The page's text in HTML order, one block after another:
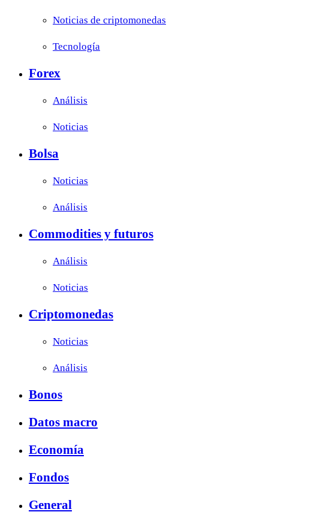
Noticias de criptomonedas
Tecnología
Forex
Análisis
Noticias
Bolsa
Noticias
Análisis
Commodities y futuros
Análisis
Noticias
Criptomonedas
Noticias
Análisis
Bonos
Datos macro
Economía
Fondos
General